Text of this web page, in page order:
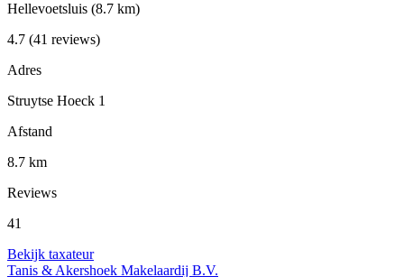
Hellevoetsluis (8.7 km)
4.7 (41 reviews)
Adres
Struytse Hoeck 1
Afstand
8.7 km
Reviews
41
Bekijk taxateur
Tanis & Akershoek Makelaardij B.V.